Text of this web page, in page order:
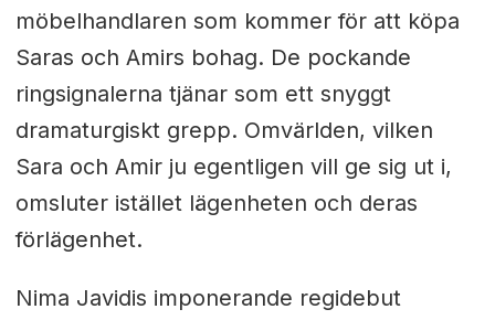
möbelhandlaren som kommer för att köpa
Saras och Amirs bohag. De pockande
ringsignalerna tjänar som ett snyggt
dramaturgiskt grepp. Omvärlden, vilken
Sara och Amir ju egentligen vill ge sig ut i,
omsluter istället lägenheten och deras
förlägenhet.
Nima Javidis imponerande regidebut